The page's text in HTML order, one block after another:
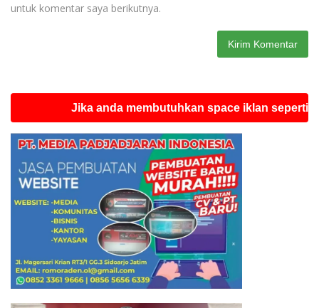
untuk komentar saya berikutnya.
Jika anda membutuhkan space iklan seperti ini